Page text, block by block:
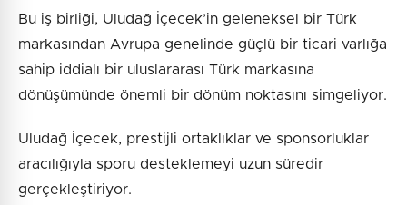
Bu iş birliği, Uludağ İçecek’in geleneksel bir Türk
markasından Avrupa genelinde güçlü bir ticari varlığa
sahip iddialı bir uluslararası Türk markasına
dönüşümünde önemli bir dönüm noktasını simgeliyor.
Uludağ İçecek, prestijli ortaklıklar ve sponsorluklar
aracılığıyla sporu desteklemeyi uzun süredir
gerçekleştiriyor.